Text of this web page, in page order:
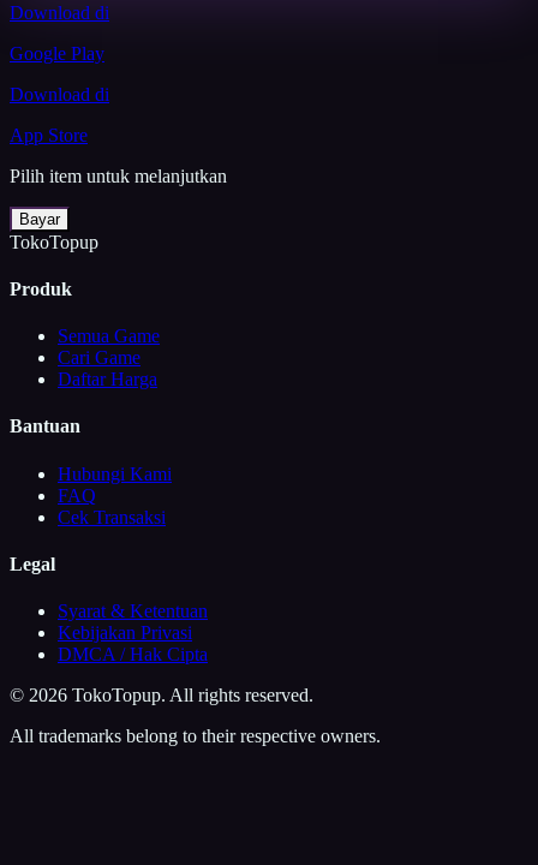
Download di
Google Play
Download di
App Store
Pilih item untuk melanjutkan
Bayar
TokoTopup
Produk
Semua Game
Cari Game
Daftar Harga
Bantuan
Hubungi Kami
FAQ
Cek Transaksi
Legal
Syarat & Ketentuan
Kebijakan Privasi
DMCA / Hak Cipta
© 2026 TokoTopup. All rights reserved.
All trademarks belong to their respective owners.